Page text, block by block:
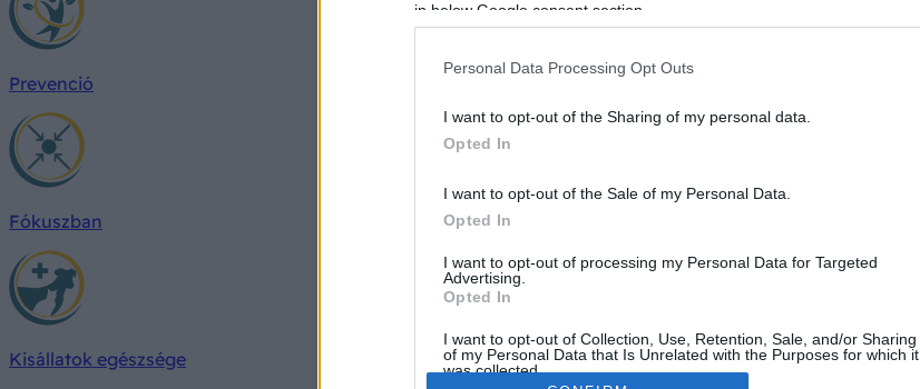
in below Google consent section.
Personal Data Processing Opt Outs
I want to opt-out of the Sharing of my personal data.
Opted In
I want to opt-out of the Sale of my Personal Data.
Opted In
I want to opt-out of processing my Personal Data for Targeted
Advertising.
Opted In
I want to opt-out of Collection, Use, Retention, Sale, and/or Sharing
of my Personal Data that Is Unrelated with the Purposes for which it
was collected.
Prevenció
Fókuszban
Kisállatok egészsége